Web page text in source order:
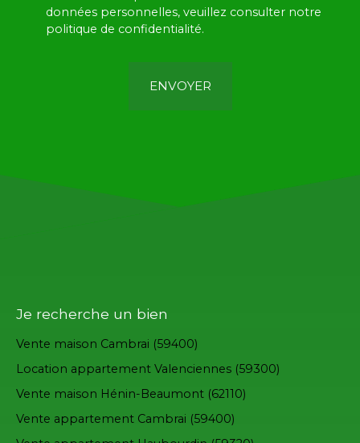
données personnelles, veuillez consulter notre
politique de confidentialité.
ENVOYER
Je recherche un bien
Vente maison Cambrai (59400)
Location appartement Valenciennes (59300)
Vente maison Hénin-Beaumont (62110)
Vente appartement Cambrai (59400)